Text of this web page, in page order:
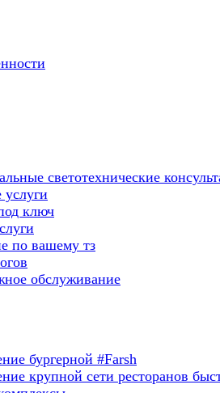
светотехнические
услуги
ключ
по вашему тз
обслуживание
бургерной #Farsh
крупной сети ресторанов